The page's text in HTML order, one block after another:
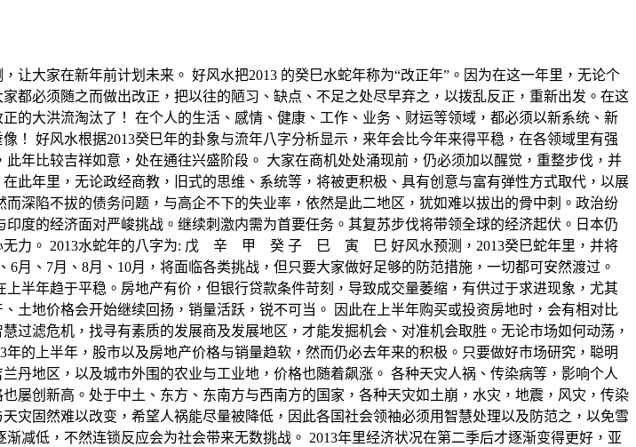
让大家在新年前计划未来。 好风水把2013 的癸巳水蛇年称为“改正年”。因为在这一年里，无论个
都必须随之而做出改正，把以往的陋习、缺点、不足之处尽早弃之，以拨乱反正，重新出发。在这
的大洪流淘汰了！ 在个人的生活、感情、健康、工作、业务、财运等领域，都必须以新系统、新
好风水根据2013癸巳年的卦象与流年八字分析显示，来年会比今年来得平稳，在各领域里有强
年比较吉祥如意，处在通往兴盛阶段。 大家在商机处处涌现前，仍必须加以醒觉，重整步伐，并
此年里，无论政经商教，旧式的思维、系统等，将被更积极、具有创意与富有弹性方式取代，以展
深陷不拔的债务问题，与高企不下的失业率，依然是此二地区，犹如难以拔出的骨中刺。政治纷
度的经济面对严峻挑战。继续刺激内需为首要任务。其复苏步伐将带领全球的经济起伏。日本仍
心无力。 2013水蛇年的八字为: 戊 辛 甲 癸 子 巳 寅 巳 好风水预测，2013癸巳蛇年里，并将
、7月、8月、10月，将面临各类挑战，但只要大家做好足够的防范措施，一切都可安然渡过。
半年趋于平稳。房地产有价，但银行贷款条件苛刻，导致成交量萎缩，有供过于求进现象，尤其
土地价格会开始继续回扬，销量活跃，锐不可当。 因此在上半年购买或投资房地时，会有相对比
滤危机，找寻有素质的发展商及发展地区，才能发掘机会、对准机会取胜。无论市场如何动荡，
的上半年，股市以及房地产价格与销量趋软，然而仍必去年来的积极。只要做好市场研究，聪明
丹地区，以及城市外围的农业与工业地，价格也随着飙涨。 各种天灾人祸、传染病等，影响个人
屡创新高。处于中土、东方、东南方与西南方的国家，各种天灾如土崩，水灾，地震，风灾，传染
灾固然难以改变，希望人祸能尽量被降低，因此各国社会领袖必须用智慧处理以及防范之，以免雪
减低，不然连锁反应会为社会带来无数挑战。 2013年里经济状况在第二季后才逐渐变得更好，亚